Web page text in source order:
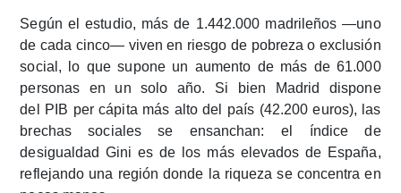
Según el estudio, más de 1.442.000 madrileños —uno
de cada cinco— viven en riesgo de pobreza o exclusión
social , lo que supone un aumento de más de 61.000
personas en un solo año. Si bien Madrid dispone
del
PIB per cápita más alto del país (42.200 euros), las
brechas sociales se ensanchan: el índice de
desigualdad Gini es de los más elevados de España,
reflejando una región donde la riqueza se concentra en